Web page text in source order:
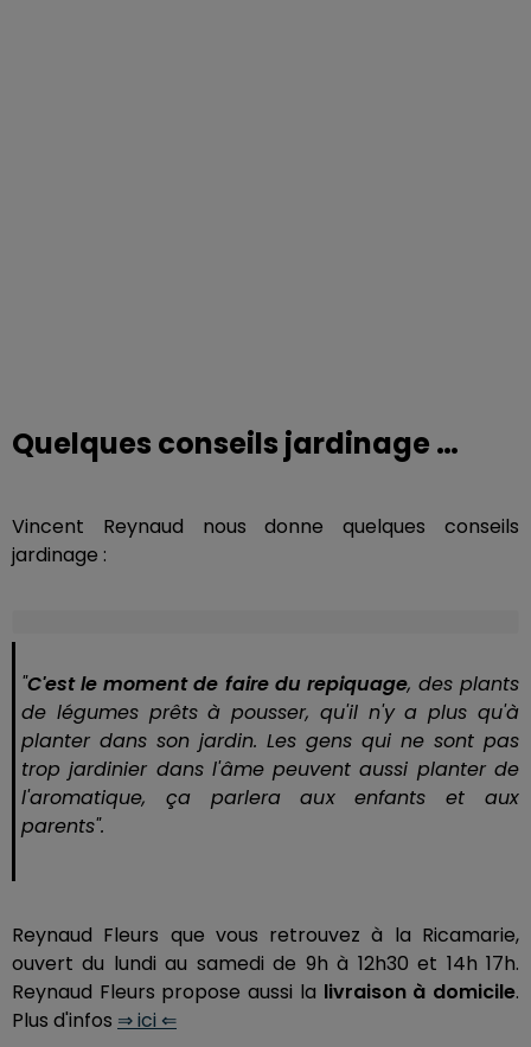
Quelques conseils jardinage …
Vincent Reynaud nous donne quelques conseils
jardinage :
"C'est le moment de faire du repiquage, des plants
de légumes prêts à pousser, qu'il n'y a plus qu'à
planter dans son jardin. Les gens qui ne sont pas
trop jardinier dans l'âme peuvent aussi planter de
l'aromatique, ça parlera aux enfants et aux
parents".
Reynaud Fleurs que vous retrouvez à la Ricamarie,
ouvert du lundi au samedi de 9h à 12h30 et 14h 17h.
Reynaud Fleurs propose aussi la livraison à domicile.
Plus d'infos ⇒ ici ⇐